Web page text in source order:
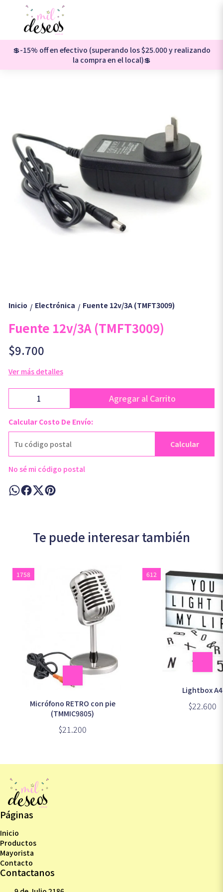
💲-15% off en efectivo (superando los $25.000 y realizando
la compra en el local)💲
Inicio / Electrónica / Fuente 12v/3A (TMFT3009)
Fuente 12v/3A (TMFT3009)
$9.700
Ver más detalles
Agregar al Carrito
Calcular Costo De Envío:
Calcular
No sé mi código postal
Te puede interesar también
1758
Micrófono RETRO con pie
(TMMIC9805)
$21.200
612
Lightbox A4
$22.600
Páginas
Inicio
Productos
Mayorista
Contacto
Contactanos